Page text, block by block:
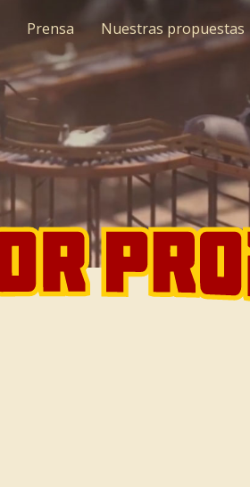
Prensa Nuestras propuestas